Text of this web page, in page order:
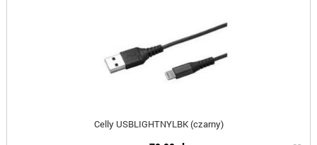
Celly USBLIGHTNYLBK (czarny)